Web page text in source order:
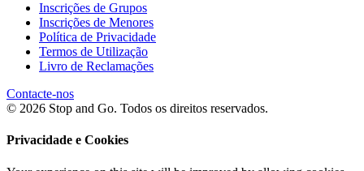
Inscrições de Grupos
Inscrições de Menores
Política de Privacidade
Termos de Utilização
Livro de Reclamações
Contacte-nos
© 2026 Stop and Go. Todos os direitos reservados.
Privacidade e Cookies